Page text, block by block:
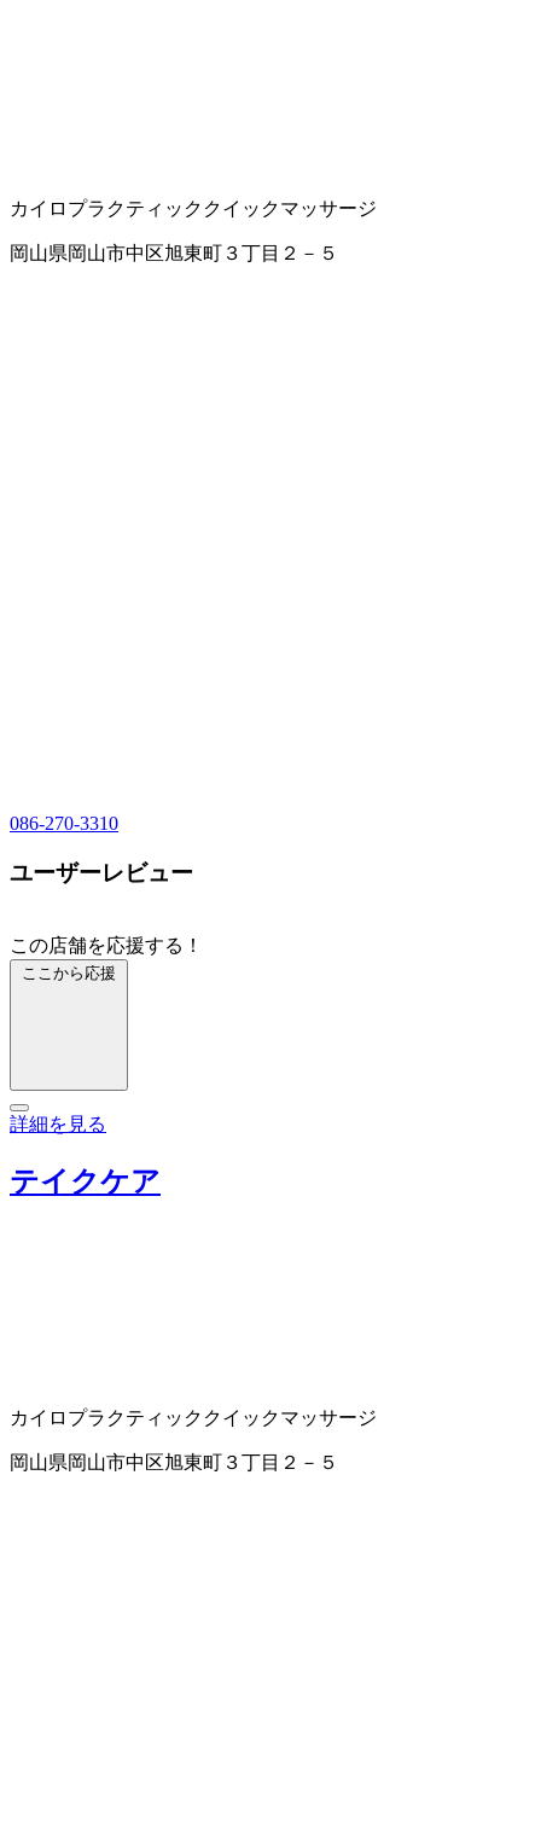
カイロプラクティック クイックマッサージ
岡山県岡山市中区旭東町３丁目２－５
086-270-3310
ユーザーレビュー
この店舗を応援する！
ここから応援
詳細を見る
テイクケア
カイロプラクティック クイックマッサージ
岡山県岡山市中区旭東町３丁目２－５